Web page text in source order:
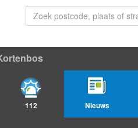
112 Nieuws